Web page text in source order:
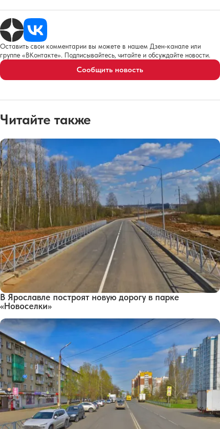
Оставить свои комментарии вы можете в нашем Дзен-канале или
группе «ВКонтакте». Подписывайтесь, читайте и обсуждайте новости.
Сообщить новость
Читайте также
В Ярославле построят новую дорогу в парке
«Новоселки»